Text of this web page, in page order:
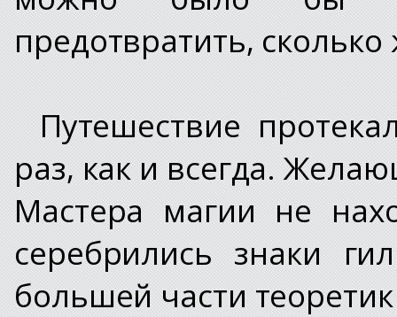
предотвратить,
Путешествие
раз, как и всегда.
Мастера магии не
серебрились знаки
большей части